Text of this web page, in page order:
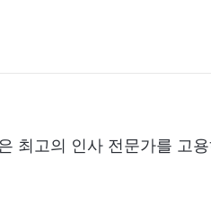
최고의 인사 전문가를 고